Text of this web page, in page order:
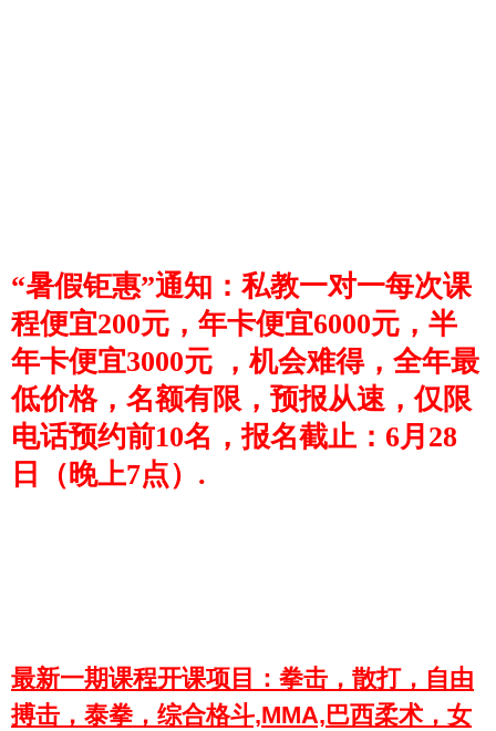
“暑假钜惠”通知 ：私教一对一每次课
程便宜200元， 年卡便宜6000元，半
年卡便宜3000元 ， 机会难得，全年最
低价格，名额有限，预报从速，仅限
电话预约前10名，报名截止：6月28
日（晚上7点）.
最新一期课程开课项目：拳击，散打，自由
搏击，泰拳，综合格斗,MMA,巴西柔术，女